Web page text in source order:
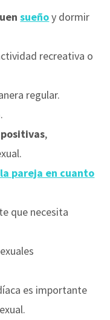
sueñoy dormir
recreativa o
regular.
.
,
pareja en cuanto
que necesita
es importante